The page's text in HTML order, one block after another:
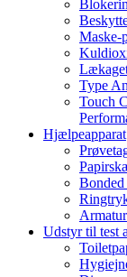
Maske-
Type
Touch
Hjælpeapparat
Armatur
Udstyr til test